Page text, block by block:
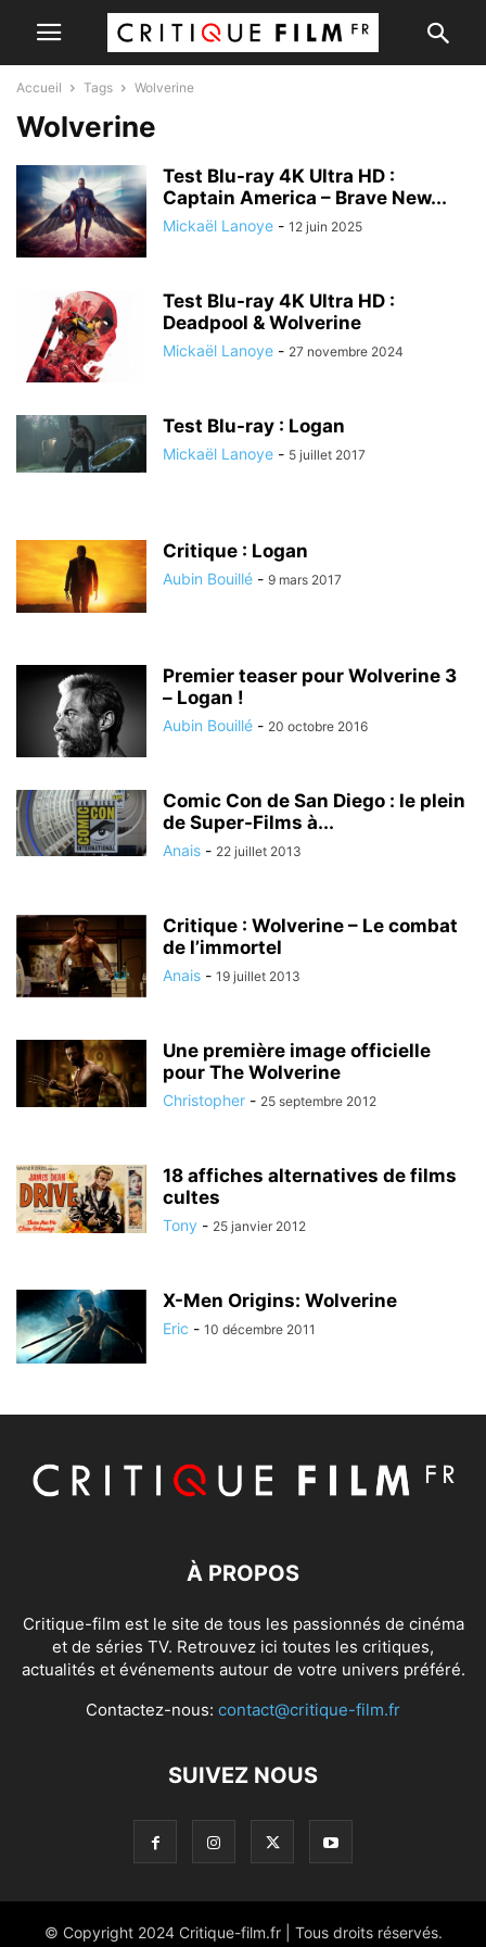
Accueil Tags Wolverine
Wolverine
Test Blu-ray 4K Ultra HD :
Captain America – Brave New...
Mickaël Lanoye - 12 juin 2025
Test Blu-ray 4K Ultra HD :
Deadpool & Wolverine
Mickaël Lanoye - 27 novembre 2024
Test Blu-ray : Logan
Mickaël Lanoye - 5 juillet 2017
Critique : Logan
Aubin Bouillé - 9 mars 2017
Premier teaser pour Wolverine 3
– Logan !
Aubin Bouillé - 20 octobre 2016
Comic Con de San Diego : le plein
de Super-Films à...
Anais - 22 juillet 2013
Critique : Wolverine – Le combat
de l’immortel
Anais - 19 juillet 2013
Une première image officielle
pour The Wolverine
Christopher - 25 septembre 2012
18 affiches alternatives de films
cultes
Tony - 25 janvier 2012
X-Men Origins: Wolverine
Eric - 10 décembre 2011
À PROPOS
Critique-film est le site de tous les passionnés de cinéma
et de séries TV. Retrouvez ici toutes les critiques,
actualités et événements autour de votre univers préféré.
Contactez-nous: contact@critique-film.fr
SUIVEZ NOUS
© Copyright 2024 Critique-film.fr | Tous droits réservés.